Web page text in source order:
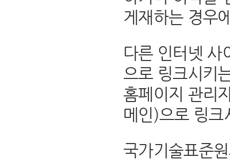
게재하는 경우
다른 인터넷 사
으로 링크시키
홈페이지 관리
메인)으로 링크
국가기술표준